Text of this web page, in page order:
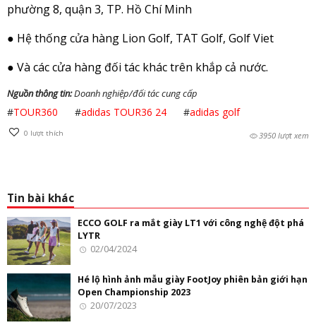
phường 8, quận 3, TP. Hồ Chí Minh
● Hệ thống cửa hàng Lion Golf, TAT Golf, Golf Viet
● Và các cửa hàng đối tác khác trên khắp cả nước.
Nguồn thông tin:Doanh nghiệp/đối tác cung cấp
#TOUR360 #adidas TOUR36 24 #adidas golf
0 lượt thích 3950 lượt xem
Tin bài khác
ECCO GOLF ra mắt giày LT1 với công nghệ đột phá
LYTR
02/04/2024
Hé lộ hình ảnh mẫu giày FootJoy phiên bản giới hạn
Open Championship 2023
20/07/2023